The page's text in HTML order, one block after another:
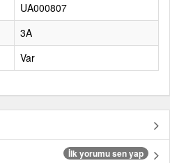
UA000807
3A
Var
İlk yorumu sen yap